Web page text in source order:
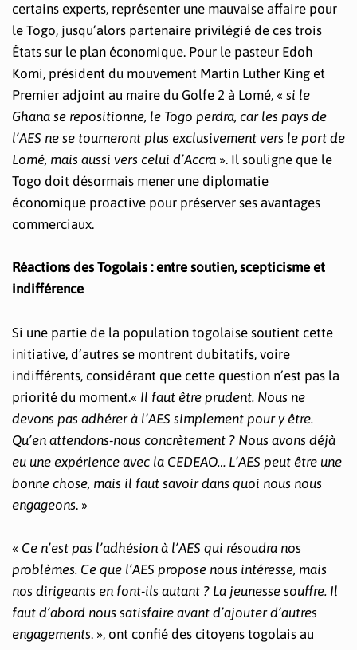
certains experts, représenter une mauvaise affaire pour
le Togo, jusqu’alors partenaire privilégié de ces trois
États sur le plan économique. Pour le pasteur Edoh
Komi, président du mouvement Martin Luther King et
Premier adjoint au maire du Golfe 2 à Lomé, « si le
Ghana se repositionne, le Togo perdra, car les pays de
l’AES ne se tourneront plus exclusivement vers le port de
Lomé, mais aussi vers celui d’Accra ». Il souligne que le
Togo doit désormais mener une diplomatie
économique proactive pour préserver ses avantages
commerciaux.
Réactions des Togolais : entre soutien, scepticisme et
indifférence
Si une partie de la population togolaise soutient cette
initiative, d’autres se montrent dubitatifs, voire
indifférents, considérant que cette question n’est pas la
priorité du moment.« Il faut être prudent. Nous ne
devons pas adhérer à l’AES simplement pour y être.
Qu’en attendons-nous concrètement ? Nous avons déjà
eu une expérience avec la CEDEAO… L’AES peut être une
bonne chose, mais il faut savoir dans quoi nous nous
engageons. »
« Ce n’est pas l’adhésion à l’AES qui résoudra nos
problèmes. Ce que l’AES propose nous intéresse, mais
nos dirigeants en font-ils autant ? La jeunesse souffre. Il
faut d’abord nous satisfaire avant d’ajouter d’autres
engagements. », ont confié des citoyens togolais au